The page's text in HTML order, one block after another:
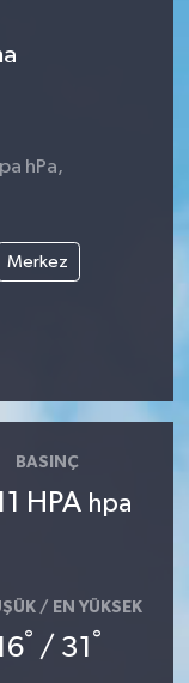
hPa,
Merkez
BASINÇ
HPA hpa
/ EN YÜKSEK
° / 31 °